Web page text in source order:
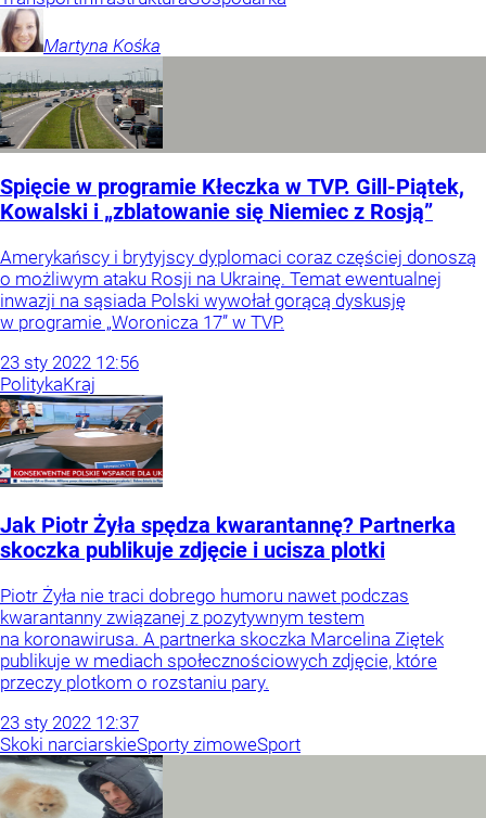
Martyna Kośka
Spięcie w programie Kłeczka w TVP. Gill-Piątek,
Kowalski i „zblatowanie się Niemiec z Rosją”
Amerykańscy i brytyjscy dyplomaci coraz częściej donoszą
o możliwym ataku Rosji na Ukrainę. Temat ewentualnej
inwazji na sąsiada Polski wywołał gorącą dyskusję
w programie „Woronicza 17” w TVP.
23 sty 2022 12:56
PolitykaKraj
Jak Piotr Żyła spędza kwarantannę? Partnerka
skoczka publikuje zdjęcie i ucisza plotki
Piotr Żyła nie traci dobrego humoru nawet podczas
kwarantanny związanej z pozytywnym testem
na koronawirusa. A partnerka skoczka Marcelina Ziętek
publikuje w mediach społecznościowych zdjęcie, które
przeczy plotkom o rozstaniu pary.
23 sty 2022 12:37
Skoki narciarskieSporty zimoweSport